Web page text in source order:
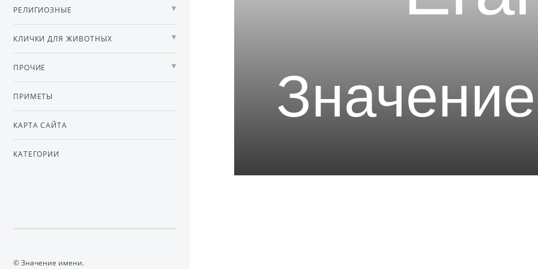
РЕЛИГИОЗНЫЕ
КЛИЧКИ ДЛЯ ЖИВОТНЫХ
ПРОЧИЕ
ПРИМЕТЫ
КАРТА САЙТА
КАТЕГОРИИ
© Значение имени.